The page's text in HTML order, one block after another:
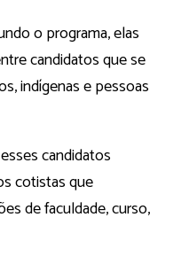
o programa, elas
candidatos que se
indígenas e pessoas
candidatos
cotistas que
de faculdade, curso,